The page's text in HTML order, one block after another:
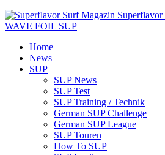
WAVE FOIL SUP
Home
News
SUP
SUP News
SUP Test
SUP Training / Technik
German SUP Challenge
German SUP League
SUP Touren
How To SUP